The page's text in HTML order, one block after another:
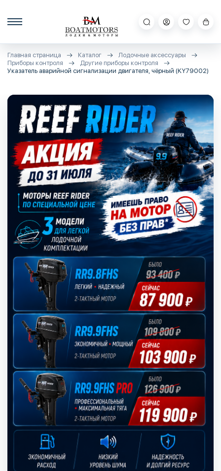
Главная страница Каталог
Лодочные аксессуары
Приборы контроля
Другие приборы контроля
Указатель аварийной сигнализации двигателя, чёрный (KY79002)